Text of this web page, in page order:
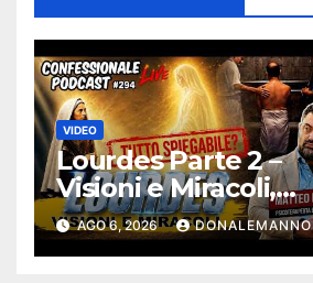
VIDEO
Lourdes Parte 2 –
Visioni e Miracoli,
tutto spiegabile? |
Debunking |
AGO 6, 2026 DONALEMANNO